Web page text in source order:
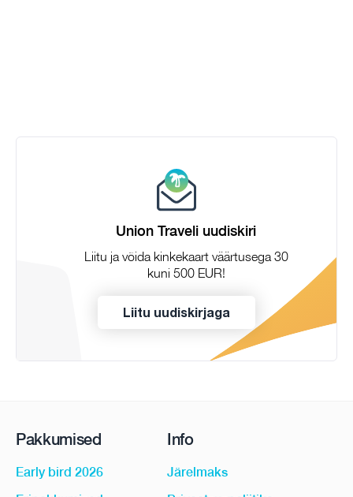
Union Traveli uudiskiri
Liitu ja võida kinkekaart väärtusega 30
kuni 500 EUR!
Liitu uudiskirjaga
Pakkumised
Early bird 2026
Info
Järelmaks